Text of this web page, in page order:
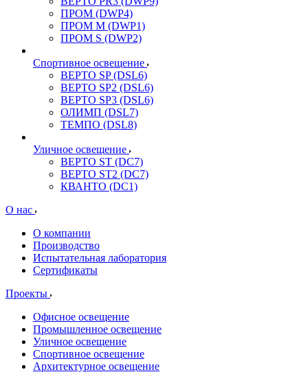
ПРОМ (DWP4)
ПРОМ M (DWP1)
ПРОМ S (DWP2)
Спортивное освещение
ВЕРТО SP (DSL6)
ВЕРТО SP2 (DSL6)
ВЕРТО SP3 (DSL6)
ОЛИМП (DSL7)
ТЕМПО (DSL8)
Уличное освещение
ВЕРТО ST (DC7)
ВЕРТО ST2 (DC7)
КВАНТО (DC1)
О нас
О компании
Производство
Испытательная лаборатория
Сертификаты
Проекты
Офисное освещение
Промышленное освещение
Уличное освещение
Спортивное освещение
Архитектурное освещение